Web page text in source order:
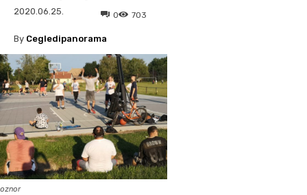
2020.06.25. 703
0
By Cegledipanorama
oznor